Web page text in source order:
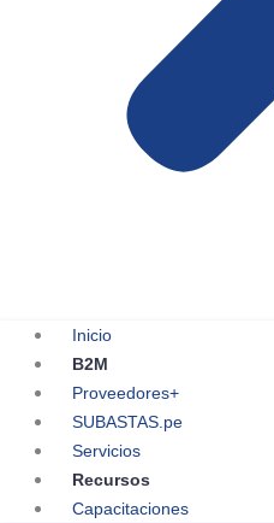
Inicio
B2M
Proveedores+
SUBASTAS.pe
Servicios
Recursos
Capacitaciones